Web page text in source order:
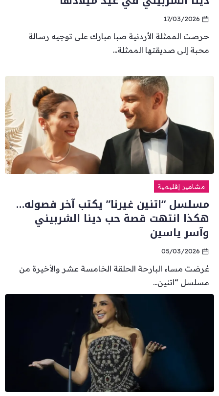
17/03/2026
حرصت الممثلة الأردنية صبا مبارك على توجيه رسالة
محبة إلى صديقتها الممثلة...
مشاهير إقليمية
مسلسل “اتنين غيرنا” يكتب آخر فصوله…
هكذا انتهت قصة حب دينا الشربيني
وآسر ياسين
05/03/2026
عُرضت مساء البارحة الحلقة الخامسة عشر والأخيرة من
مسلسل “اتنين...